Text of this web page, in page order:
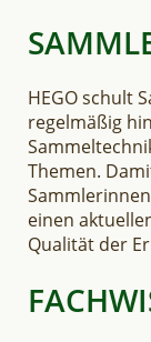
HEGO schult
regelmäßig
Themen.
einen
Qualität der